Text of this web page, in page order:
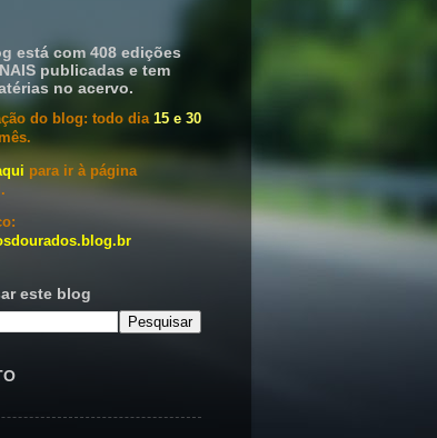
está com 408 edições
publicadas e tem
no acervo.
do blog: todo dia 15 e 30
para ir à página
este blog